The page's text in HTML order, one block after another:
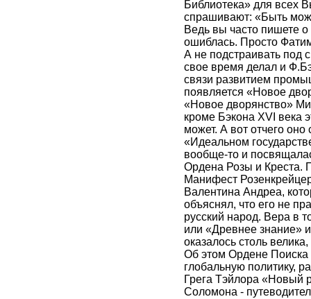
Библиотека» для всех
спрашивают: «Быть
Ведь вы часто пишете
ошиблась. Просто
А не подстраивать под
свое время делал и
связи развитием
появляется «Новое
«Новое дворянство»
кроме Бэкона XVI века
может. А вот отчего
«Идеальном
вообще-то и
Ордена Розы и Креста.
Манифест
Валентина Андреа,
объяснял, что его не
русский народ. Вера в
или «Древнее знание»
оказалось столь
Об этом Ордене Поиска
глобальную политику,
Грега Тэйлора
Соломона -